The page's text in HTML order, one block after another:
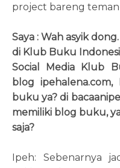
project bareng
Saya : Wah asyik
di Klub Buku
Social Media Klub
blog
buku ya? di
memiliki blog buku,
saja?
Ipeh: Sebenarnya